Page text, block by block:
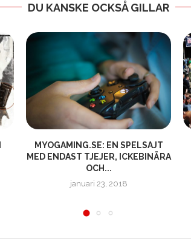
DU KANSKE OCKSÅ GILLAR
MYOGAMING.SE: EN SPELSAJT
MED ENDAST TJEJER, ICKEBINÄRA
OCH...
januari 23, 2018